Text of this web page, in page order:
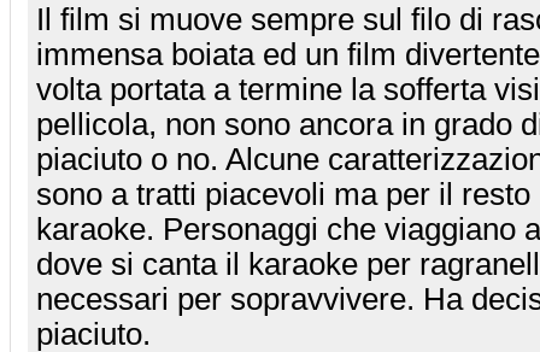
Il film si muove sempre sul filo di
immensa boiata ed un film
volta portata a termine la sofferta
pellicola, non sono ancora in grado
piaciuto o no. Alcune
sono a tratti piacevoli ma per il
karaoke. Personaggi che viaggiano
dove si canta il karaoke per
necessari per sopravvivere. Ha
piaciuto.